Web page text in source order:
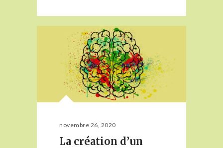
novembre 26, 2020
La création d’un